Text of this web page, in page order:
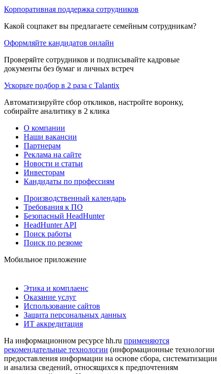
Корпоративная поддержка сотрудников
Какой соцпакет вы предлагаете семейным сотрудникам?
Оформляйте кандидатов онлайн
Проверяйте сотрудников и подписывайте кадровые
документы без бумаг и личных встреч
Ускорьте подбор в 2 раза с Talantix
Автоматизируйте сбор откликов, настройте воронку,
собирайте аналитику в 2 клика
О компании
Наши вакансии
Партнерам
Реклама на сайте
Новости и статьи
Инвесторам
Кандидаты по профессиям
Производственный календарь
Требования к ПО
Безопасный HeadHunter
HeadHunter API
Поиск работы
Поиск по резюме
Мобильное приложение
Этика и комплаенс
Оказание услуг
Использование сайтов
Защита персональных данных
ИТ аккредитация
На информационном ресурсе hh.ru применяются
рекомендательные технологии (информационные технологии
предоставления информации на основе сбора, систематизации
и анализа сведений, относящихся к предпочтениям